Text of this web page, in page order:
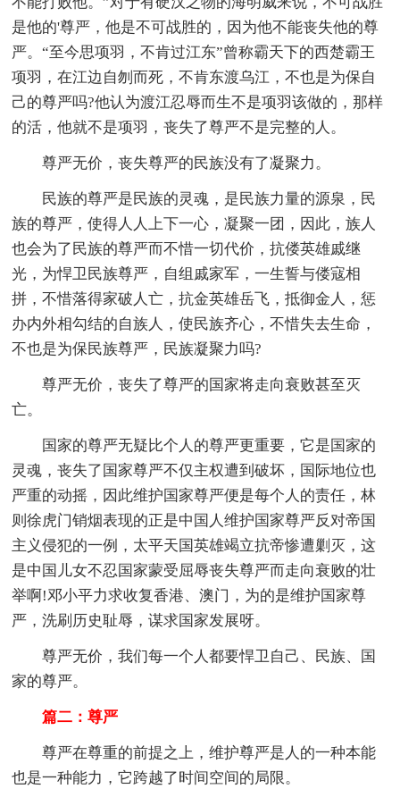
是他的'尊严，他是不可战胜的，因为他不能丧失他的尊
严。“至今思项羽，不肯过江东”曾称霸天下的西楚霸王
项羽，在江边自刎而死，不肯东渡乌江，不也是为保自
己的尊严吗?他认为渡江忍辱而生不是项羽该做的，那样
的活，他就不是项羽，丧失了尊严不是完整的人。
尊严无价，丧失尊严的民族没有了凝聚力。
民族的尊严是民族的灵魂，是民族力量的源泉，民
族的尊严，使得人人上下一心，凝聚一团，因此，族人
也会为了民族的尊严而不惜一切代价，抗偻英雄戚继
光，为悍卫民族尊严，自组戚家军，一生誓与偻寇相
拼，不惜落得家破人亡，抗金英雄岳飞，抵御金人，惩
办内外相勾结的自族人，使民族齐心，不惜失去生命，
不也是为保民族尊严，民族凝聚力吗?
尊严无价，丧失了尊严的国家将走向衰败甚至灭
亡。
国家的尊严无疑比个人的尊严更重要，它是国家的
灵魂，丧失了国家尊严不仅主权遭到破坏，国际地位也
严重的动摇，因此维护国家尊严便是每个人的责任，林
则徐虎门销烟表现的正是中国人维护国家尊严反对帝国
主义侵犯的一例，太平天国英雄竭立抗帝惨遭剿灭，这
是中国儿女不忍国家蒙受屈辱丧失尊严而走向衰败的壮
举啊!邓小平力求收复香港、澳门，为的是维护国家尊
严，洗刷历史耻辱，谋求国家发展呀。
尊严无价，我们每一个人都要悍卫自己、民族、国
家的尊严。
篇二：尊严
尊严在尊重的前提之上，维护尊严是人的一种本能
也是一种能力，它跨越了时间空间的局限。